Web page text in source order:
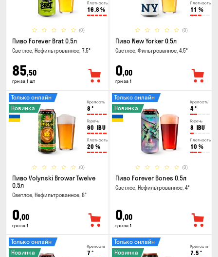
Плотность
16.8 %
(0)
Пиво Forever Brat 0.5л
Светлое, Нефильтрованное, 7.5°
85,50
грн за 1 шт
Плотность
11 %
(0)
Пиво New Yorker 0.5л
Светлое, Фильтрованное, 4.5°
0,00
грн за 1
Крепость
8 °
Горечь
60 IBU
Плотность
20 %
(0)
Только онлайн
Новинка
Пиво Volynski Browar Twelve
0.5л
Светлое, Нефильтрованное, 8°
0,00
грн за 1
Крепость
4°
Горечь
8 IBU
Плотность
10 %
(0)
Только онлайн
Новинка
Пиво Forever Bones 0.5л
Светлое, Нефильтрованное, 4°
0,00
грн за 1
Крепость
7 °
Только онлайн
Новинка
Крепость
7.5 °
Только онлайн
Новинка